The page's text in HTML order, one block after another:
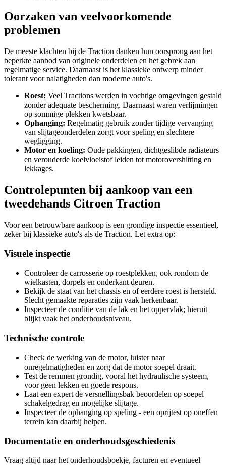
Oorzaken van veelvoorkomende
problemen
De meeste klachten bij de Traction danken hun oorsprong aan het
beperkte aanbod van originele onderdelen en het gebrek aan
regelmatige service. Daarnaast is het klassieke ontwerp minder
tolerant voor nalatigheden dan moderne auto's.
Roest: Veel Tractions werden in vochtige omgevingen gestald
zonder adequate bescherming. Daarnaast waren verlijmingen
op sommige plekken kwetsbaar.
Ophanging: Regelmatig gebruik zonder tijdige vervanging
van slijtageonderdelen zorgt voor speling en slechtere
wegligging.
Motor en koeling: Oude pakkingen, dichtgeslibde radiateurs
en verouderde koelvloeistof leiden tot motorovershitting en
lekkages.
Controlepunten bij aankoop van een
tweedehands Citroen Traction
Voor een betrouwbare aankoop is een grondige inspectie essentieel,
zeker bij klassieke auto's als de Traction. Let extra op:
Visuele inspectie
Controleer de carrosserie op roestplekken, ook rondom de
wielkasten, dorpels en onderkant deuren.
Bekijk de staat van het chassis en of eerdere roest is hersteld.
Slecht gemaakte reparaties zijn vaak herkenbaar.
Inspecteer de conditie van de lak en het oppervlak; hieruit
blijkt vaak het onderhoudsniveau.
Technische controle
Check de werking van de motor, luister naar
onregelmatigheden en zorg dat de motor soepel draait.
Test de remmen grondig, vooral het hydraulische systeem,
voor geen lekken en goede respons.
Laat een expert de versnellingsbak beoordelen op soepel
schakelgedrag en mogelijke slijtage.
Inspecteer de ophanging op speling - een oprijtest op oneffen
terrein kan daarbij helpen.
Documentatie en onderhoudsgeschiedenis
Vraag altijd naar het onderhoudsboekje, facturen en eventueel